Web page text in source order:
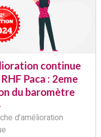
continue
Paca : 2eme
du baromètre
d’amélioration